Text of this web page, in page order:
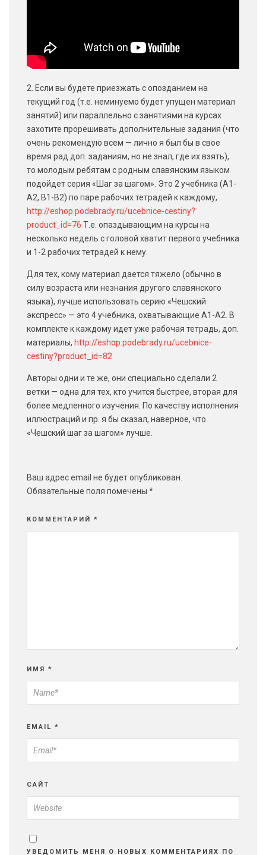
2. Если вы будете приезжать с опозданием на
текущий год (т.е. неминуемо будет упущен материал
занятий) или параллельно с занятиями на курсах
захотите прорешивать дополнительные задания (что
очень рекомендую всем — лично я был бы в свое
время рад доп. заданиям, но не знал, где их взять),
то молодым ребятам с родным славянским языком
подойдет серия «Шаг за шагом». Это 2 учебника (А1-
А2, В1-В2) по паре рабочих тетрадей к каждому,
http://eshop.podebrady.ru/ucebnice-cestiny?
product_id=76 Т.е. опаздывающим на курсы на
несколько недель с головой хватит первого учебника
и 1-2 рабочих тетрадей к нему.
Для тех, кому материал дается тяжело (обычно в
силу возраста или незнания другого славянского
языка), лучше использовать серию «Чешский
экспресс» — это 4 учебника, охватывающие А1-А2. В
комплекте к каждому идет уже рабочая тетрадь, доп.
материалы, http://eshop.podebrady.ru/ucebnice-
cestiny?product_id=82
Авторы одни и те же, они специально сделали 2
ветки — одна для тех, кто учится быстрее, вторая для
более медленного изучения. По качеству исполнения
иллюстраций и пр. я бы сказал, наверное, что
«Чешский шаг за шагом» лучше.
Ваш адрес email не будет опубликован.
Обязательные поля помечены *
КОММЕНТАРИЙ *
ИМЯ *
EMAIL *
САЙТ
УВЕДОМИТЬ МЕНЯ О НОВЫХ КОММЕНТАРИЯХ ПО